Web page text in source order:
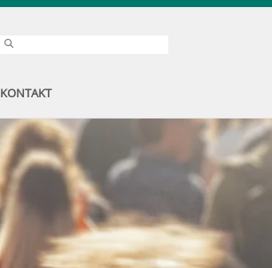
KONTAKT